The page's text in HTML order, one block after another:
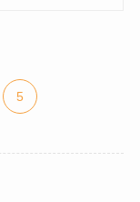
5